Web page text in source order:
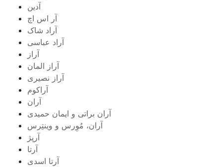
آدین
آر اس اچ
آراد شاک
آراد عباسی
آراز
آراز المان
آراز نصیری
آراکوم
آران
آران براتی و ایمان حمیدی
آران، مُوِرس و وینتِرس
آرپژ
آرتا
آرتا اسدی